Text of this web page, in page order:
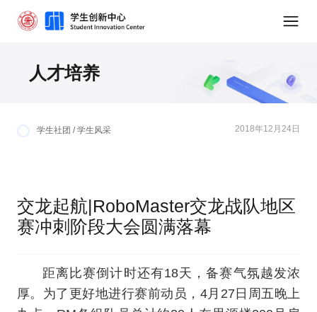
人才培养
学生社团 / 学生风采 2018年12月24日
交龙起航|RoboMaster交龙战队地区
赛冲刺阶段大会圆满落幕
距离比赛倒计时还有18天，备赛气氛越发浓
厚。为了更好地进行赛前动员，4月27日周五晚上